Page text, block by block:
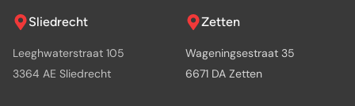
Sliedrecht
Leeghwaterstraat 105
3364 AE Sliedrecht
Zetten
Wageningsestraat 35
6671 DA Zetten